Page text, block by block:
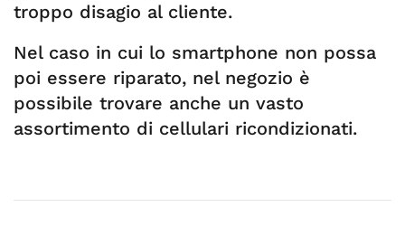
troppo disagio al cliente.
Nel caso in cui lo smartphone non possa
poi essere riparato, nel negozio è
possibile trovare anche un vasto
assortimento di cellulari ricondizionati.